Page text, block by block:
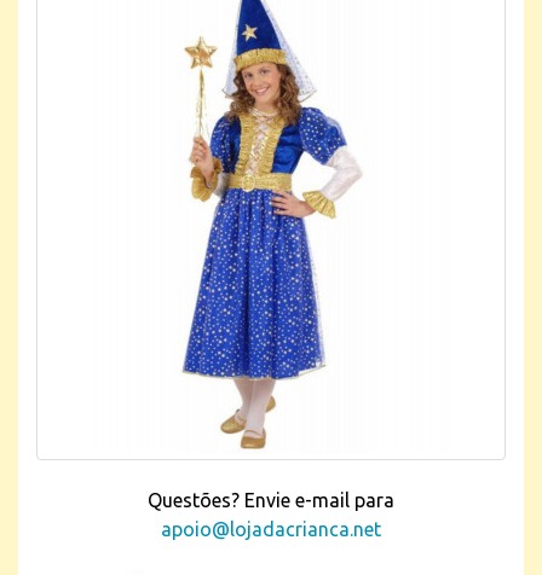
Questões? Envie e-mail para
apoio@lojadacrianca.net